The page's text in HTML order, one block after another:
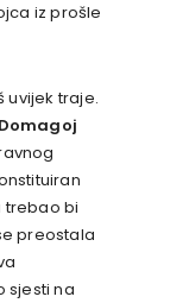
iz prošle
uvijek traje.
Domagoj
trebao bi
preostala
sjesti na